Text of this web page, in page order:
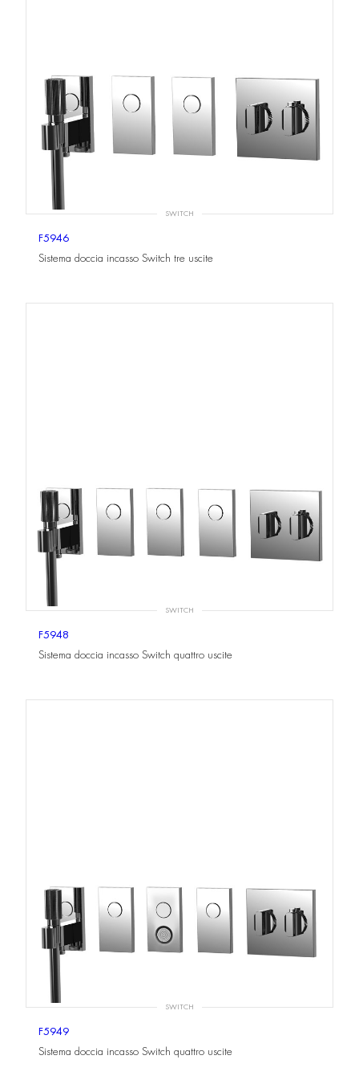
SWITCH
F5946
Sistema doccia incasso Switch tre uscite
SWITCH
F5948
Sistema doccia incasso Switch quattro uscite
SWITCH
F5949
Sistema doccia incasso Switch quattro uscite